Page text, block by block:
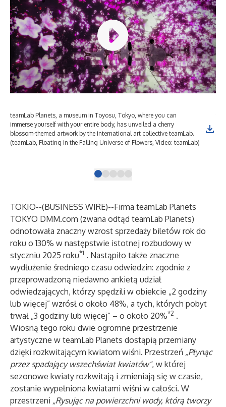
teamLab Planets, a museum in Toyosu, Tokyo, where you can
immerse yourself with your entire body, has unveiled a cherry
blossom-themed artwork by the international art collective teamLab.
(teamLab, Floating in the Falling Universe of Flowers, Video: teamLab)
TOKIO--(BUSINESS WIRE)--Firma teamLab Planets
TOKYO DMM.com (zwana odtąd teamLab Planets)
odnotowała znaczny wzrost sprzedaży biletów rok do
roku o 130% w następstwie istotnej rozbudowy w
styczniu 2025 roku*1 . Nastąpiło także znaczne
wydłużenie średniego czasu odwiedzin: zgodnie z
przeprowadzoną niedawno ankietą udział
odwiedzających, którzy spędzili w obiekcie „2 godziny
lub więcej” wzrósł o około 48%, a tych, których pobyt
trwał „3 godziny lub więcej” – o około 20%*2 .
Wiosną tego roku dwie ogromne przestrzenie
artystyczne w teamLab Planets dostąpią przemiany
dzięki rozkwitającym kwiatom wiśni. Przestrzeń „Płynąc
przez spadający wszechświat kwiatów", w której
sezonowe kwiaty rozkwitają i zmieniają się w czasie,
zostanie wypełniona kwiatami wiśni w całości. W
przestrzeni „Rysując na powierzchni wody, którą tworzy